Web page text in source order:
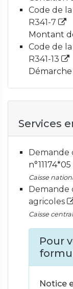
Code de
R341-7
Montant
Code de
R341-13
Démarche
Services
Demande
n°11174*05
Caisse
Demande
agricoles
Caisse
Pour
Notice